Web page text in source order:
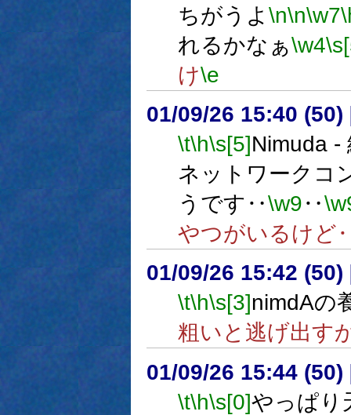
ちがうよ \n\n\w7
れるかなぁ\w4
け\e
01/09/26 15:40 (50)
\t\h\s[5]Nimuda -
ネットワークコ
うです‥\w9‥
やつがいるけど
01/09/26 15:42 (50)
\t\h\s[3]nimdAの
粗いと逃げ出す
01/09/26 15:44 (50)
\t\h\s[0]やっぱり